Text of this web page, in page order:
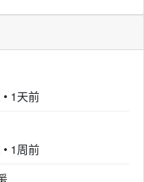
• 1天前
• 1周前